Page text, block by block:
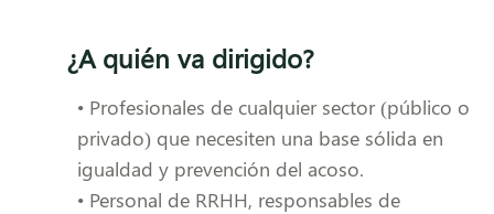
¿A quién va dirigido?
• Profesionales de cualquier sector (público o
privado) que necesiten una base sólida en
igualdad y prevención del acoso.
• Personal de RRHH, responsables de